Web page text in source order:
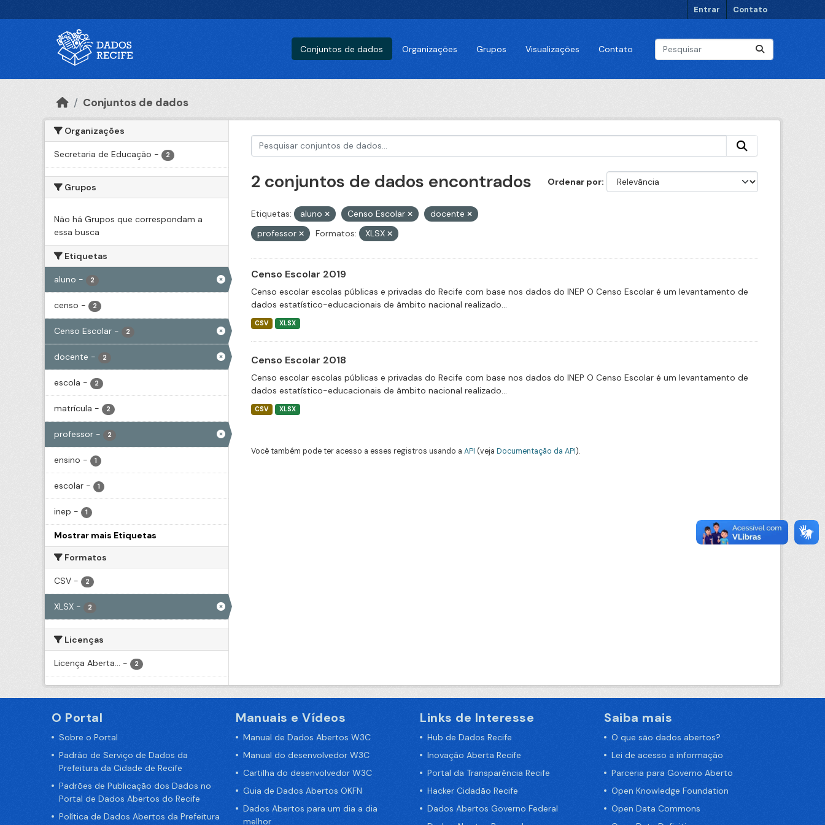
Entrar Contato
Conjuntos de dados Organizações Grupos Visualizações Contato
Conjuntos de dados
Organizações
Secretaria de Educação - 2
Grupos
Não há Grupos que correspondam a
essa busca
Etiquetas
aluno - 2
censo - 2
Censo Escolar - 2
docente - 2
escola - 2
matrícula - 2
professor - 2
ensino - 1
escolar - 1
inep - 1
Mostrar mais Etiquetas
Formatos
CSV - 2
XLSX - 2
Licenças
Licença Aberta... - 2
Ordenar por
2 conjuntos de dados encontrados
Etiquetas: aluno Censo Escolar
docente
professor
Formatos: XLSX
Censo Escolar 2019
Censo escolar escolas públicas e privadas do Recife com base nos dados do INEP O Censo Escolar é um levantamento de
dados estatístico-educacionais de âmbito nacional realizado...
CSV XLSX
Censo Escolar 2018
Censo escolar escolas públicas e privadas do Recife com base nos dados do INEP O Censo Escolar é um levantamento de
dados estatístico-educacionais de âmbito nacional realizado...
CSV XLSX
Você também pode ter acesso a esses registros usando a API (veja Documentação da API).
O Portal
Sobre o Portal
Padrão de Serviço de Dados da
Prefeitura da Cidade de Recife
Padrões de Publicação dos Dados no
Portal de Dados Abertos do Recife
Política de Dados Abertos da Prefeitura
Manuais e Vídeos
Manual de Dados Abertos W3C
Manual do desenvolvedor W3C
Cartilha do desenvolvedor W3C
Guia de Dados Abertos OKFN
Dados Abertos para um dia a dia
melhor
Links de Interesse
Hub de Dados Recife
Inovação Aberta Recife
Portal da Transparência Recife
Hacker Cidadão Recife
Dados Abertos Governo Federal
Saiba mais
O que são dados abertos?
Lei de acesso a informação
Parceria para Governo Aberto
Open Knowledge Foundation
Open Data Commons